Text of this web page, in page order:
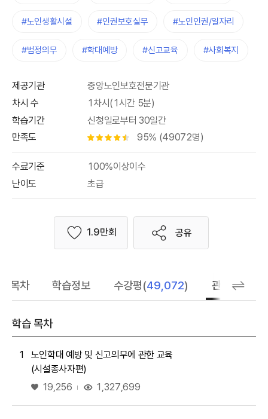
#노인생활시설 #인권보호실무 #노인인권/일자리
#법정의무 #학대예방 #신고교육 #사회복지
제공기관
중앙노인보호전문기관
차시 수
1차시(1시간 5분)
학습기간
신청일로부터 30일간
만족도
별점 4.5개 95% (49072명)
수료기준
100%이상이수
난이도
초급
좋아요
1.9만회 공유
목차 학습정보 수강평(49,072) 관련 추천 학
학습 목차
1
노인학대 예방 및 신고의무에 관한 교육
(시설종사자편)
좋아요
19,256 1,327,699